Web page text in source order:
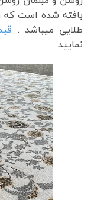
بافته شده است که
طلایی میباشد .
نمایید.